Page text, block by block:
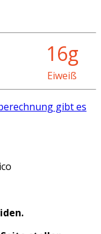
16g
Eiweiß
gibt es